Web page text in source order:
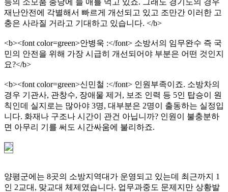
재난안전에 각별해서 빠르게 개선되고 있고 조만간 이러한 고
충은 사라질 거라고 기대하고 있습니다. </b>
<b><font color=green>안병욱 :</font> 소방서의 임무완수 즉 국
민의 안전을 위해 가장 시급히 개선되어야 부분은 어떤 것인지
요?</b>
<b><font color=green>신민철 :</font> 인원부족이죠. 소방차의
경우 기관사, 관창수, 장애물 제거, 보조 인력 등 5인 탑승이 원
칙인데 실지로는 많아야 3명, 대부분은 2명이 출동하는 실정입
니다. 화재나 구조나 시간이 관건 아닙니까? 인원이 불충분하
면 아무리 기를 써도 시간싸움에 불리하죠.
양평군에는 8곳의 소방지역대가 운영되고 있는데 최근까지 1
인 2교대, 맞교대 체제였습니다. 업무과중도 문제지만 상황발